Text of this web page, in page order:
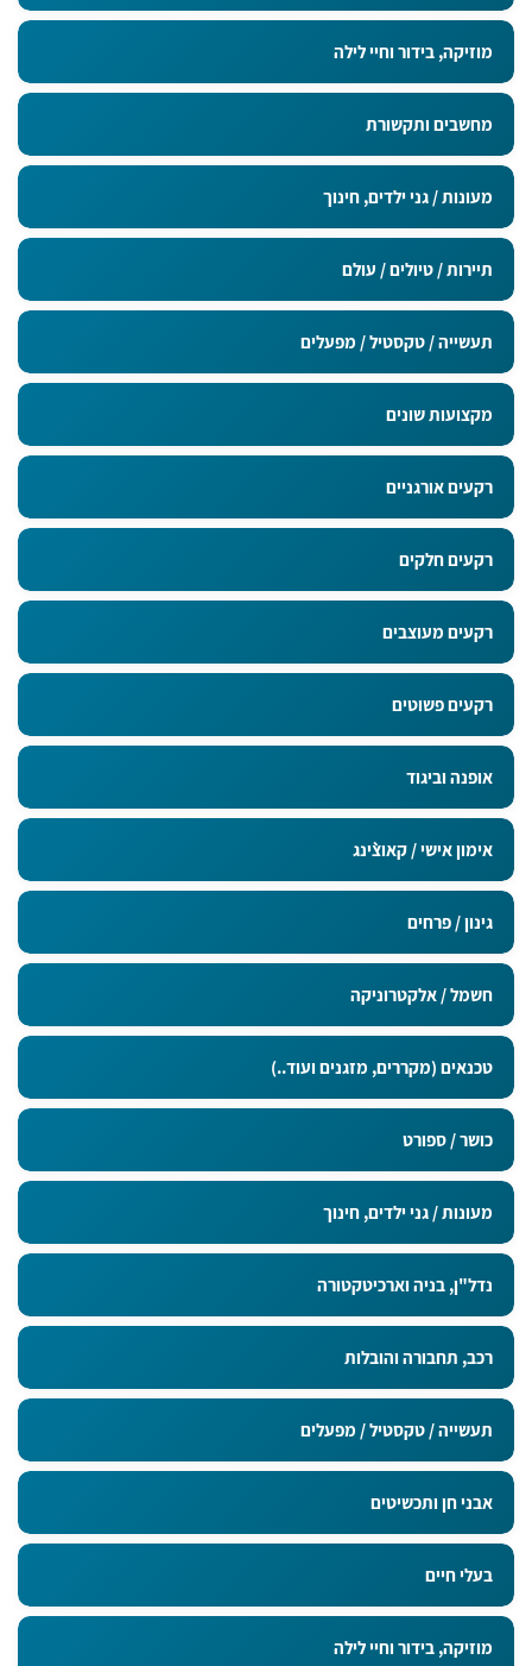
מוזיקה, בידור וחיי לילה
מחשבים ותקשורת
מעונות / גני ילדים, חינוך
תיירות / טיולים / עולם
תעשייה / טקסטיל / מפעלים
מקצועות שונים
רקעים אורגניים
רקעים חלקים
רקעים מעוצבים
רקעים פשוטים
אופנה וביגוד
אימון אישי / קאוצ`ינג
גינון / פרחים
חשמל / אלקטרוניקה
טכנאים (מקררים, מזגנים ועוד..)
כושר / ספורט
מעונות / גני ילדים, חינוך
נדל"ן, בניה וארכיטקטורה
רכב, תחבורה והובלות
תעשייה / טקסטיל / מפעלים
אבני חן ותכשיטים
בעלי חיים
מוזיקה, בידור וחיי לילה